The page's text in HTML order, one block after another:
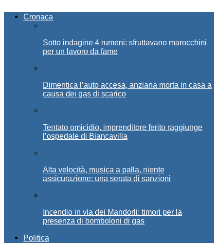
Cronaca
Sotto indagine 4 rumeni: sfruttavano marocchini
per un lavoro da fame
Dimentica l’auto accesa, anziana morta in casa a
causa dei gas di scarico
Tentato omicidio, imprenditore ferito raggiunge
l’ospedale di Biancavilla
Alta velocità, musica a palla, niente
assicurazione: una serata di sanzioni
Incendio in via dei Mandorli: timori per la
presenza di bomboloni di gas
Politica